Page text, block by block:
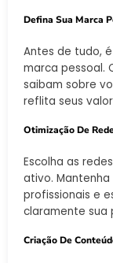
Defina Sua Marca
Antes de tudo,
marca pessoal.
saibam sobre
reflita seus
Otimização De
Escolha as
ativo.
profissionais e
claramente sua
Criação De